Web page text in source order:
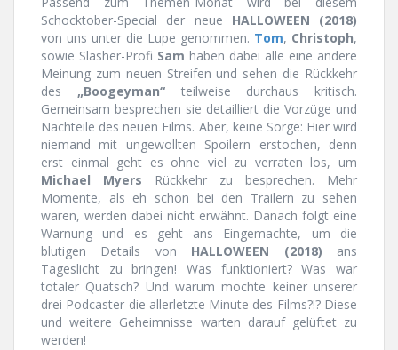
Schocktober-Special der neue HALLOWEEN (2018)
von uns unter die Lupe genommen. Tom, Christoph,
sowie Slasher-Profi Sam haben dabei alle eine andere
Meinung zum neuen Streifen und sehen die Rückkehr
des „Boogeyman“teilweise durchaus kritisch.
Gemeinsam besprechen sie detailliert die Vorzüge und
Nachteile des neuen Films. Aber, keine Sorge: Hier wird
niemand mit ungewollten Spoilern erstochen, denn
erst einmal geht es ohne viel zu verraten los, um
Michael Myers Rückkehr zu besprechen. Mehr
Momente, als eh schon bei den Trailern zu sehen
waren, werden dabei nicht erwähnt. Danach folgt eine
Warnung und es geht ans Eingemachte, um die
blutigen Details von HALLOWEEN (2018) ans
Tageslicht zu bringen! Was funktioniert? Was war
totaler Quatsch? Und warum mochte keiner unserer
drei Podcaster die allerletzte Minute des Films?!? Diese
und weitere Geheimnisse warten darauf gelüftet zu
werden!